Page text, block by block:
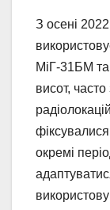
З осені
МіГ-31БМ та
висот,
окремі